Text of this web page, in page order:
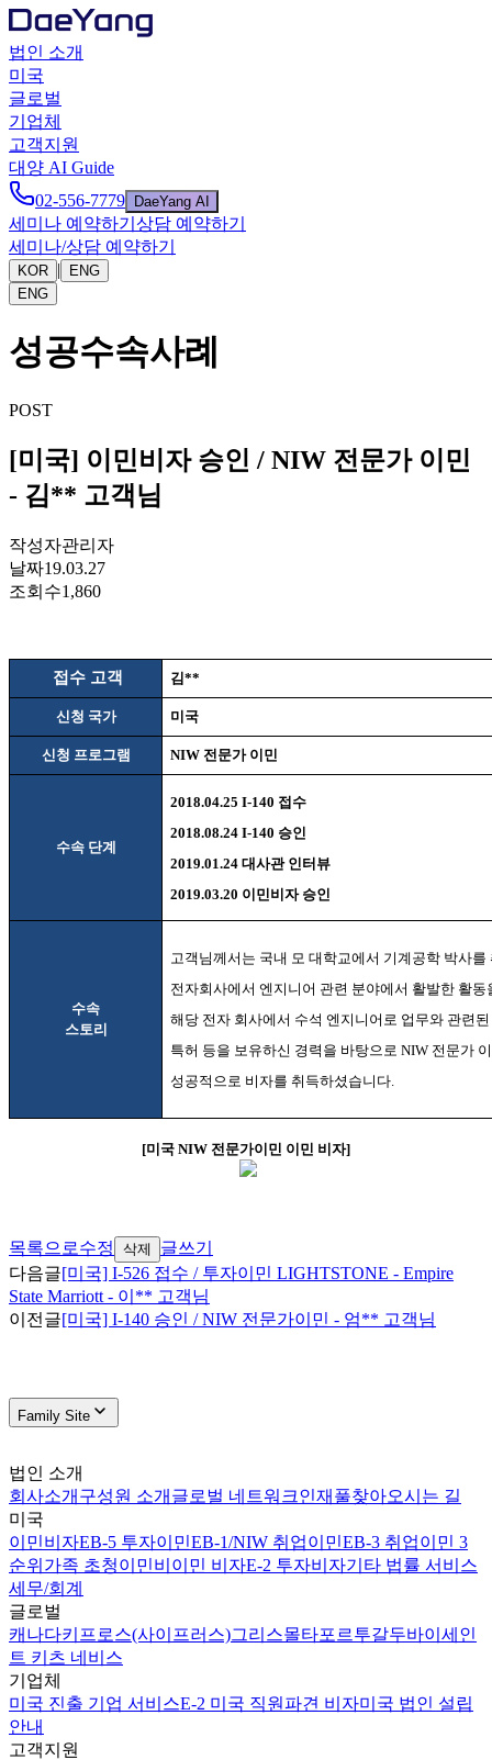
법인 소개
미국
글로벌
기업체
고객지원
대양 AI Guide
02-556-7779
DaeYang AI
세미나 예약하기 상담 예약하기
세미나/상담 예약하기
KOR |
ENG
ENG
성공수속사례
POST
[미국] 이민비자 승인 / NIW 전문가 이민
- 김** 고객님
작성자관리자
날짜19.03.27
조회수1,860
접수 고객 김**
신청 국가 미국
신청 프로그램 NIW 전문가 이민
수속 단계
2018.04.25 I-140 접수
2018.08.24 I-140 승인
2019.01.24대사관 인터뷰
2019.03.20 이민비자 승인
수속
스토리
고객님께서는 국내 모 대학교에서 기계공학 박사
전자회사에서 엔지니어 관련 분야에서 활발한 활
해당 전자 회사에서 수석 엔지니어로 업무와 관련
특허 등을 보유하신 경력을 바탕으로NIW 전문가
성공적으로 비자를 취득하셨습니다
[미국 NIW 전문가이민 이민 비자]
목록으로수정 삭제
글쓰기
다음글[미국] I-526 접수 / 투자이민 LIGHTSTONE - Empire
State Marriott - 이** 고객님
이전글[미국] I-140 승인 / NIW 전문가이민 - 엄** 고객님
Family Site
법인 소개
회사소개 구성원 소개 글로벌 네트워크인재풀찾아오시는 길
미국
이민비자EB-5 투자이민EB-1/NIW 취업이민EB-3 취업이민 3
순위 가족 초청이민비이민 비자E-2 투자비자기타 법률 서비스
세무/회계
글로벌
캐나다키프로스(사이프러스)그리스몰타포르투갈두바이 세인
트 키츠 네비스
기업체
미국 진출 기업 서비스E-2 미국 직원파견 비자미국 법인 설립
안내
고객지원